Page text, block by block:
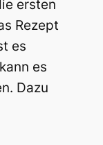
ersten
Rezept
es
es
Dazu